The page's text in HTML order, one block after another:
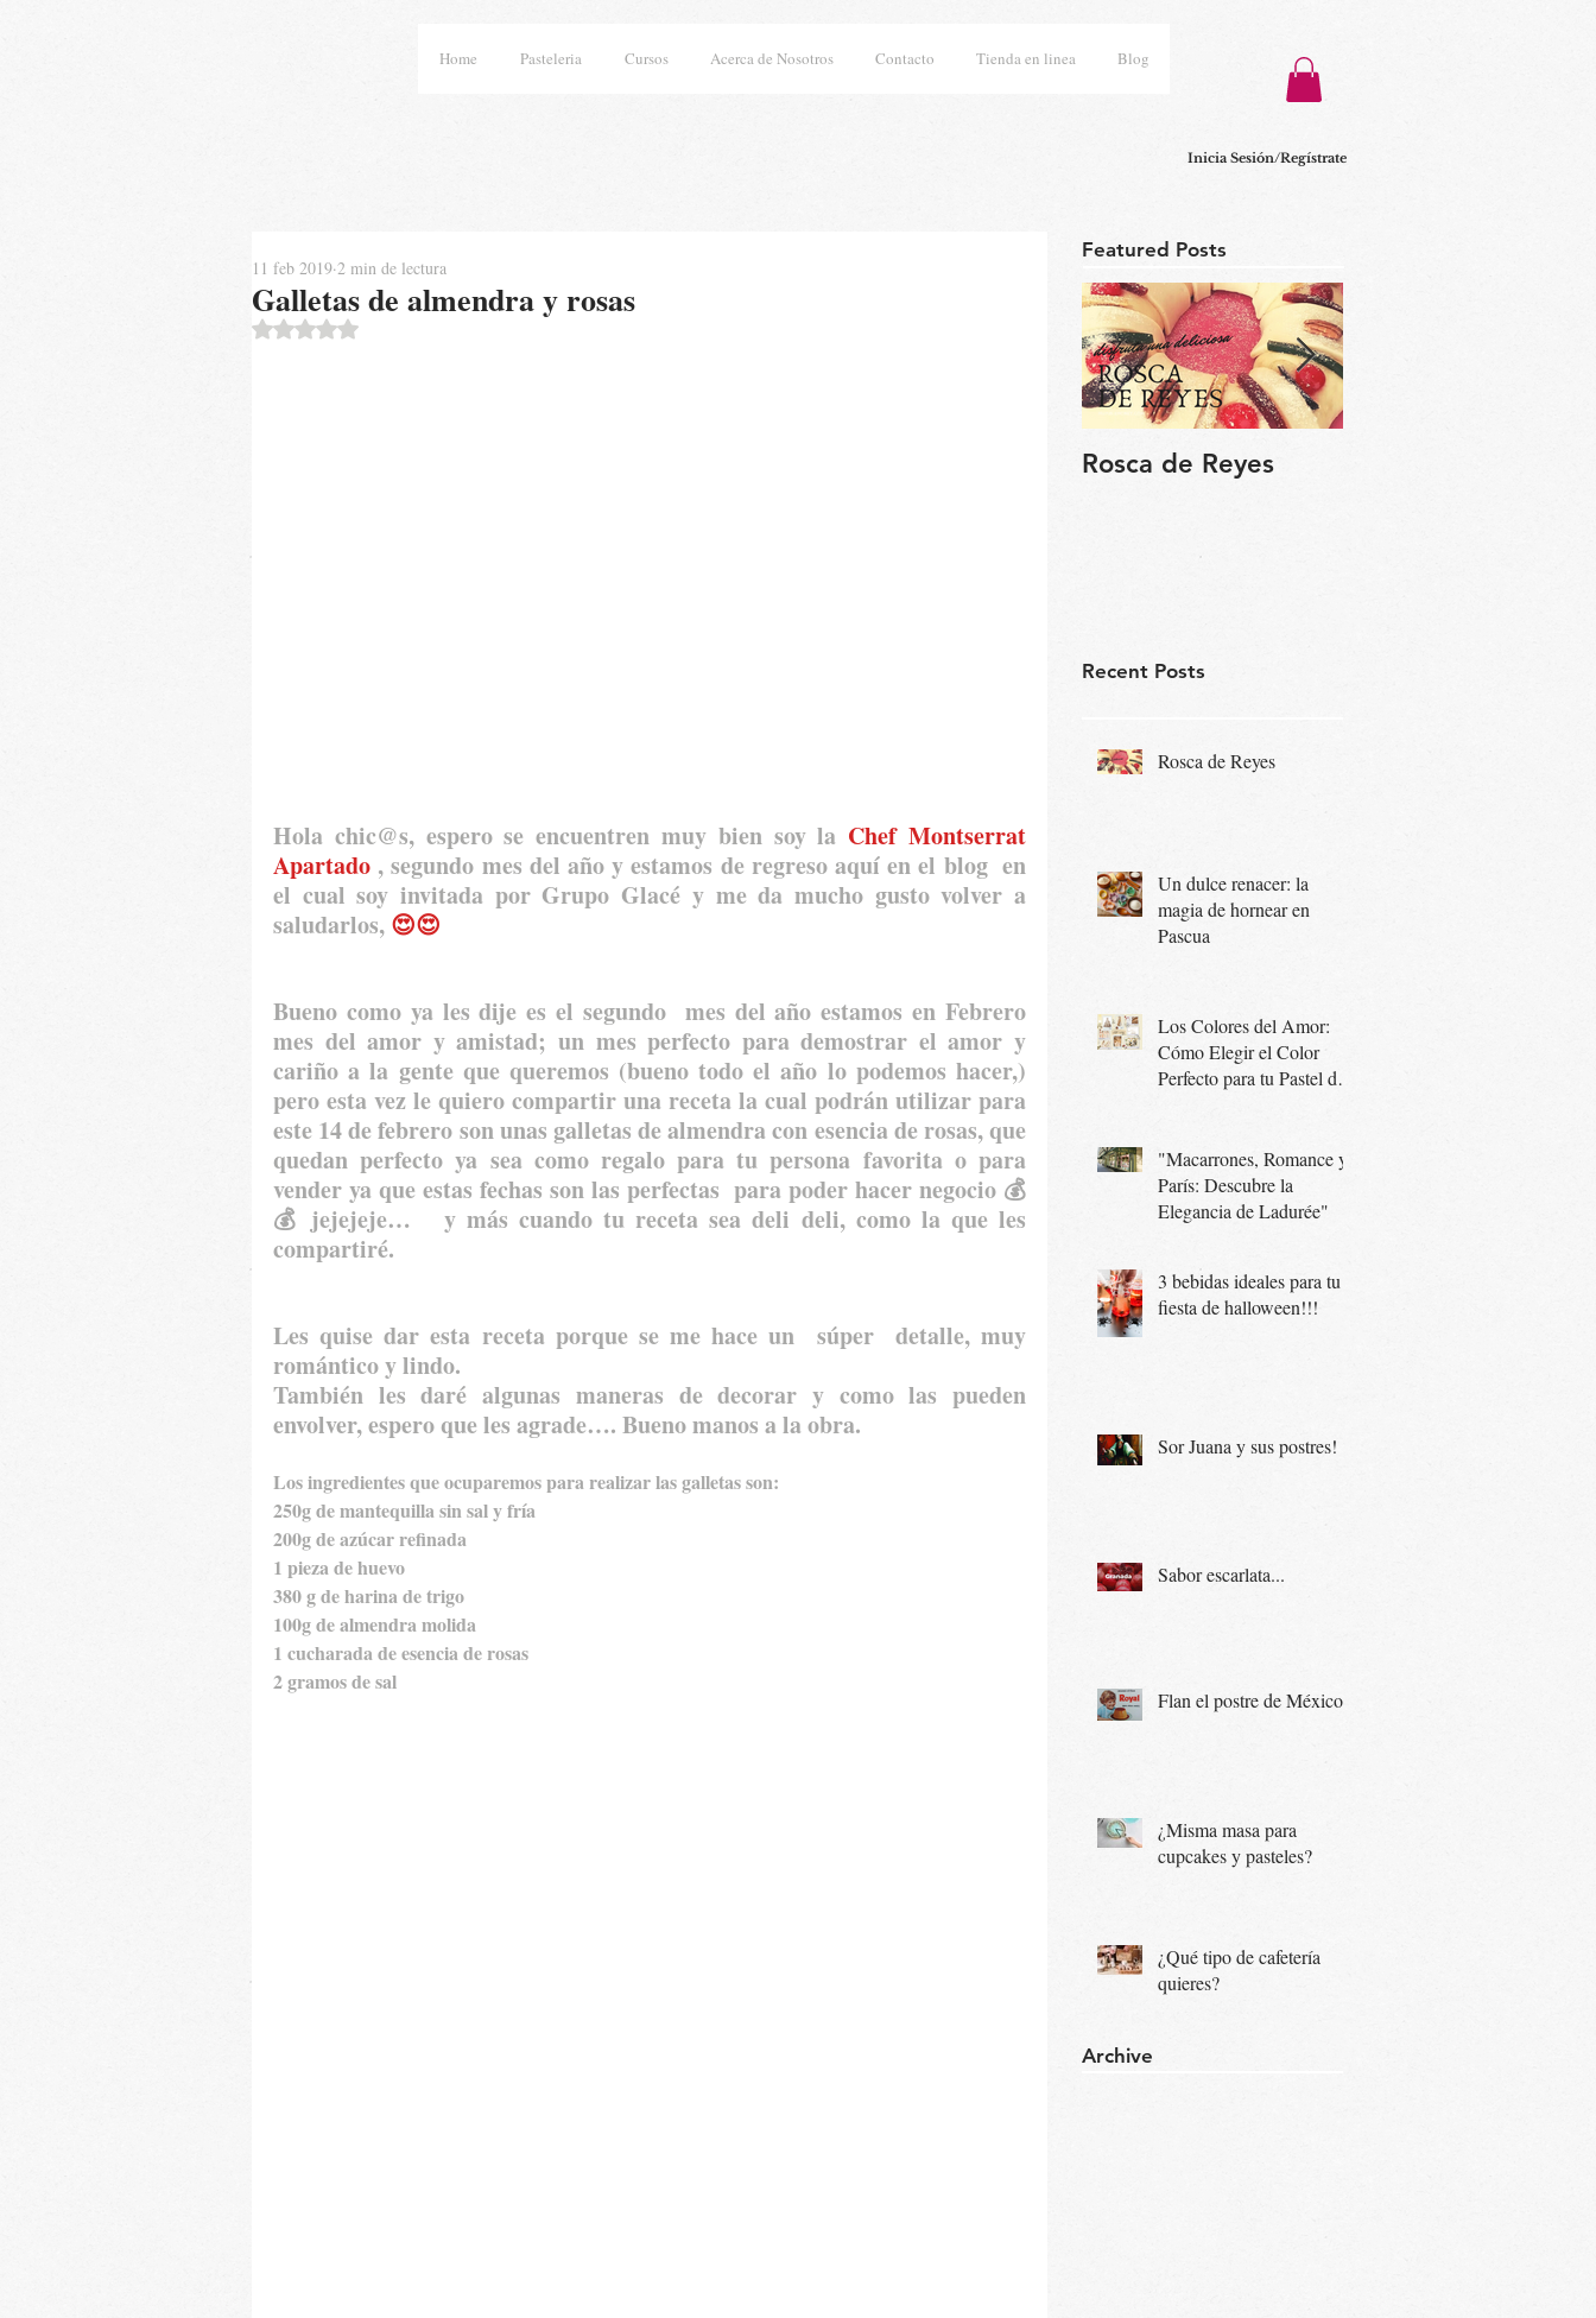
Home Pasteleria Cursos Acerca de Nosotros Contacto Tienda en linea Blog
Inicia Sesión/Regístrate
Galletas de almendra y rosas
11 feb 2019 2 min de lectura
Obtuvo NaN de 5 estrellas.
Hola chic@s, espero se encuentren muy bien soy la Chef Montserrat
Apartado , segundo mes del año y estamos de regreso aquí en el blog  en
el cual soy invitada por Grupo Glacé y me da mucho gusto volver a
saludarlos, 😍😍
Bueno como ya les dije es el segundo  mes del año estamos en Febrero
mes del amor y amistad; un mes perfecto para demostrar el amor y
cariño a la gente que queremos (bueno todo el año lo podemos hacer,)
pero esta vez le quiero compartir una receta la cual podrán utilizar para
este 14 de febrero son unas galletas de almendra con esencia de rosas, que
quedan perfecto ya sea como regalo para tu persona favorita o para
vender ya que estas fechas son las perfectas  para poder hacer negocio 💰
💰 jejejeje…   y más cuando tu receta sea deli deli, como la que les
compartiré.
Les quise dar esta receta porque se me hace un  súper  detalle, muy
romántico y lindo.
También les daré algunas maneras de decorar y como las pueden
envolver, espero que les agrade…. Bueno manos a la obra.
Los ingredientes que ocuparemos para realizar las galletas son:
250g de mantequilla sin sal y fría
200g de azúcar refinada
1 pieza de huevo
380 g de harina de trigo
100g de almendra molida
1 cucharada de esencia de rosas
2 gramos de sal
Featured Posts
Rosca de Reyes
Recent Posts
Rosca de Reyes
Un dulce renacer: la
magia de hornear en
Pascua
Los Colores del Amor:
Cómo Elegir el Color
Perfecto para tu Pastel de
"Macarrones, Romance y
París: Descubre la
Elegancia de Ladurée"
3 bebidas ideales para tu
fiesta de halloween!!!
Sor Juana y sus postres!
Sabor escarlata...
Flan el postre de México...
¿Misma masa para
cupcakes y pasteles?
¿Qué tipo de cafetería
quieres?
Archive